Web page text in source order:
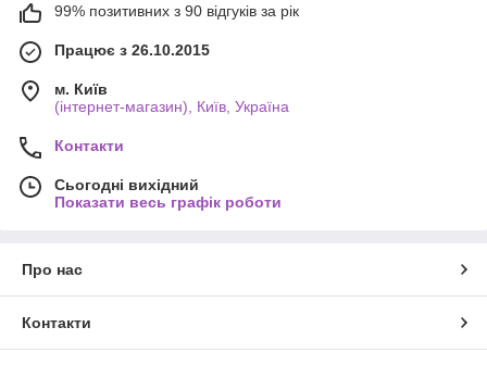
99% позитивних з 90 відгуків за рік
Працює з 26.10.2015
м. Київ
(інтернет-магазин), Київ, Україна
Контакти
Сьогодні вихідний
Показати весь графік роботи
Про нас
Контакти